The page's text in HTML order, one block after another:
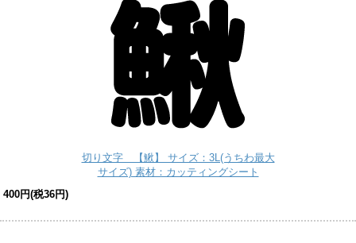
切り文字 【鰍】 サイズ：3L(うちわ最大
サイズ) 素材：カッティングシート
400円(税36円)